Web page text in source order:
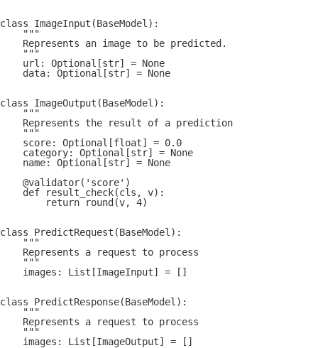
class ImageInput(BaseModel):
"""
Represents an image to be predicted.
"""
url: Optional[str] = None
data: Optional[str] = None
class ImageOutput(BaseModel):
"""
Represents the result of a prediction
"""
score: Optional[float] = 0.0
category: Optional[str] = None
name: Optional[str] = None
@validator('score')
def result_check(cls, v):
return round(v, 4)
class PredictRequest(BaseModel):
"""
Represents a request to process
"""
images: List[ImageInput] = []
class PredictResponse(BaseModel):
"""
Represents a request to process
"""
images: List[ImageOutput] = []